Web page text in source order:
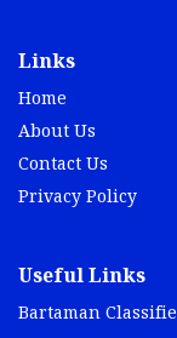
Links
Home
About Us
Contact Us
Privacy Policy
Useful Links
Bartaman